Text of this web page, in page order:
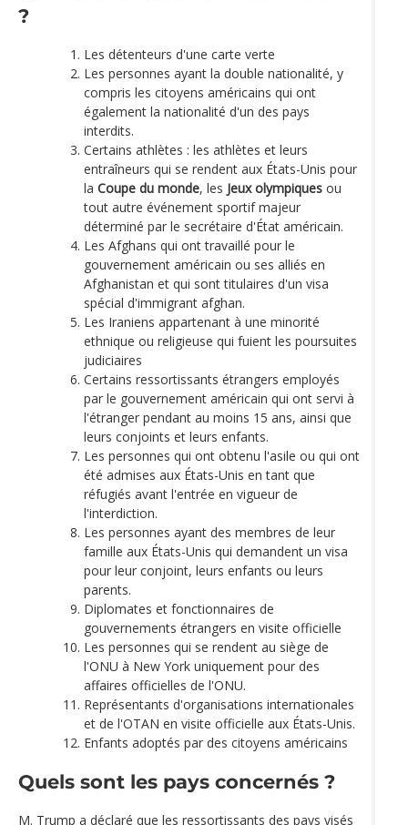
?
Les détenteurs d'une carte verte
Les personnes ayant la double nationalité, y
compris les citoyens américains qui ont
également la nationalité d'un des pays
interdits.
Certains athlètes : les athlètes et leurs
entraîneurs qui se rendent aux États-Unis pour
la Coupe du monde, les Jeux olympiques ou
tout autre événement sportif majeur
déterminé par le secrétaire d'État américain.
Les Afghans qui ont travaillé pour le
gouvernement américain ou ses alliés en
Afghanistan et qui sont titulaires d'un visa
spécial d'immigrant afghan.
Les Iraniens appartenant à une minorité
ethnique ou religieuse qui fuient les poursuites
judiciaires
Certains ressortissants étrangers employés
par le gouvernement américain qui ont servi à
l'étranger pendant au moins 15 ans, ainsi que
leurs conjoints et leurs enfants.
Les personnes qui ont obtenu l'asile ou qui ont
été admises aux États-Unis en tant que
réfugiés avant l'entrée en vigueur de
l'interdiction.
Les personnes ayant des membres de leur
famille aux États-Unis qui demandent un visa
pour leur conjoint, leurs enfants ou leurs
parents.
Diplomates et fonctionnaires de
gouvernements étrangers en visite officielle
Les personnes qui se rendent au siège de
l'ONU à New York uniquement pour des
affaires officielles de l'ONU.
Représentants d'organisations internationales
et de l'OTAN en visite officielle aux États-Unis.
Enfants adoptés par des citoyens américains
Quels sont les pays concernés ?
M. Trump a déclaré que les ressortissants des pays visés